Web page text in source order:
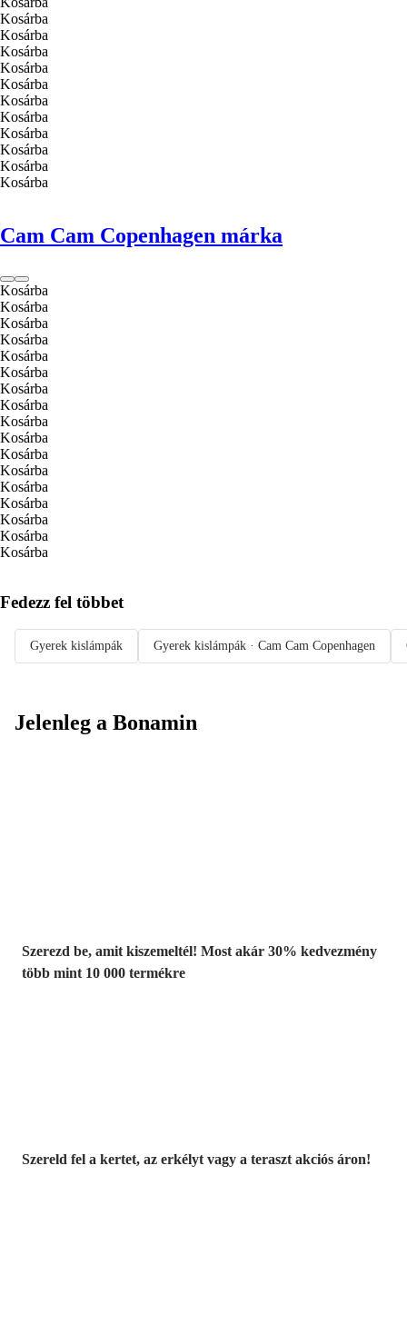
Kosárba
Kosárba
Kosárba
Kosárba
Kosárba
Kosárba
Kosárba
Kosárba
Kosárba
Kosárba
Kosárba
Cam Cam Copenhagen márka
Kosárba
Kosárba
Kosárba
Kosárba
Kosárba
Kosárba
Kosárba
Kosárba
Kosárba
Kosárba
Kosárba
Kosárba
Kosárba
Kosárba
Kosárba
Kosárba
Kosárba
Fedezz fel többet
Gyerek kislámpák Gyerek kislámpák · Cam Cam Copenhagen
Jelenleg a Bonamin
Szerezd be, amit kiszemeltél! Most akár 30% kedvezmény
több mint 10 000 termékre
Szereld fel a kertet, az erkélyt vagy a teraszt akciós áron!